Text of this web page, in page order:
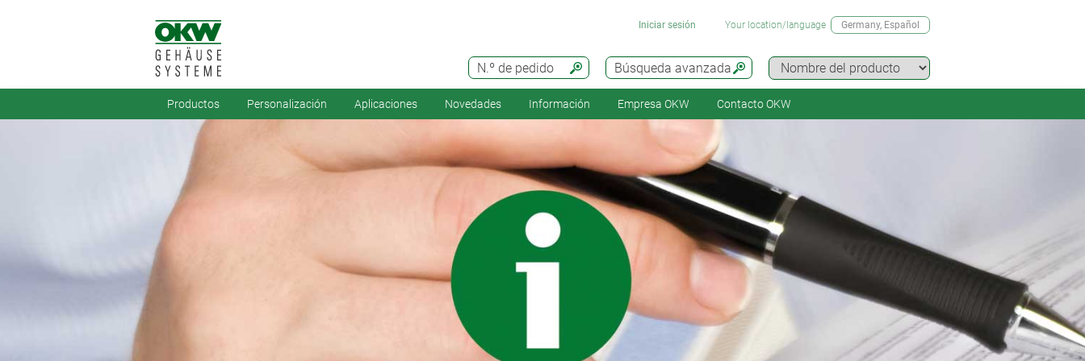
Búsqueda avanzada
N.º de pedido
Iniciar sesión Your location/language Germany, Español
Productos Personalización Aplicaciones Novedades Información Empresa OKW Contacto OKW